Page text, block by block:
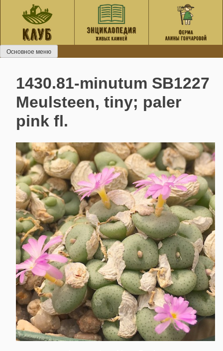
содержанию
Основное меню
1430.81-minutum SB1227
Meulsteen, tiny; paler
pink fl.